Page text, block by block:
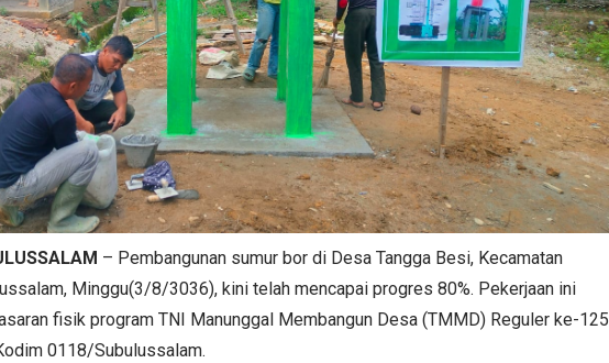
– Pembangunan sumur bor di Desa Tangga Besi, Kecamatan
Minggu(3/8/3036), kini telah mencapai progres 80%. Pekerjaan ini
fisik program TNI Manunggal Membangun Desa (TMMD) Reguler ke-125
0118/Subulussalam.